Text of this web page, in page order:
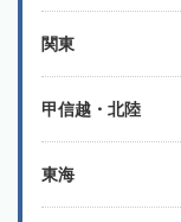
関東
甲信越・北陸
東海